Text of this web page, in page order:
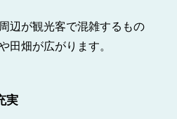
辺が観光客で混雑するもの
田畑が広がります。
実